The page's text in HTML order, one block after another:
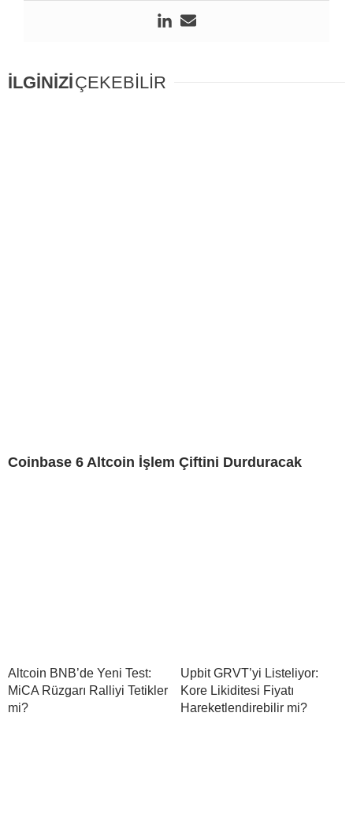
İLGİNİZİÇEKEBİLİR
Coinbase 6 Altcoin İşlem Çiftini Durduracak
Altcoin BNB’de Yeni Test:
MiCA Rüzgarı Ralliyi Tetikler
mi?
Upbit GRVT’yi Listeliyor:
Kore Likiditesi Fiyatı
Hareketlendirebilir mi?